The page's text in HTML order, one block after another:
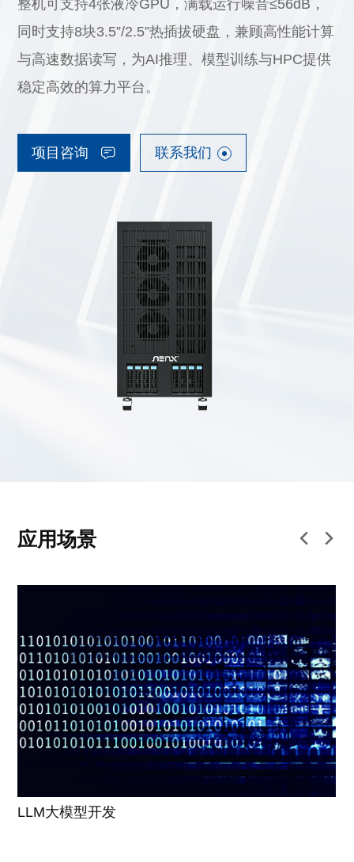
整机可支持4张液冷GPU，满载运行噪音≤56dB，
同时支持8块3.5”/2.5”热插拔硬盘，兼顾高性能计算
与高速数据读写，为AI推理、模型训练与HPC提供
稳定高效的算力平台。
项目咨询 联系我们
应用场景
LLM大模型开发